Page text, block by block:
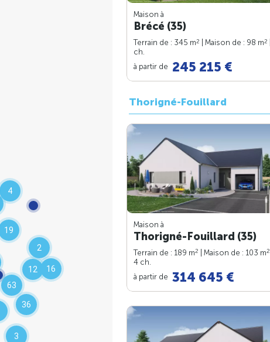
63
12
36
19
4
16
3
2
Maison à
Brécé (35)
Terrain de : 345 m2 | Maison de : 98 m2
ch.
à partir de 245 215 €
Thorigné-Fouillard
Maison à
Thorigné-Fouillard (35)
Terrain de : 189 m2 | Maison de : 103 m2
4 ch.
à partir de 314 645 €